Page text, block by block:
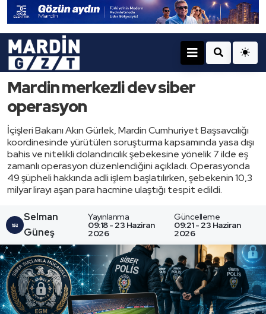
Mardin merkezli dev siber
operasyon
İçişleri Bakanı Akın Gürlek, Mardin Cumhuriyet Başsavcılığı
koordinesinde yürütülen soruşturma kapsamında yasa dışı
bahis ve nitelikli dolandırıcılık şebekesine yönelik 7 ilde eş
zamanlı operasyon düzenlendiğini açıkladı. Operasyonda
49 şüpheli hakkında adli işlem başlatılırken, şebekenin 10,3
milyar lirayı aşan para hacmine ulaştığı tespit edildi.
Selman
Güneş
Yayınlanma
09:18 - 23 Haziran
2026
Güncelleme
09:21 - 23 Haziran
2026